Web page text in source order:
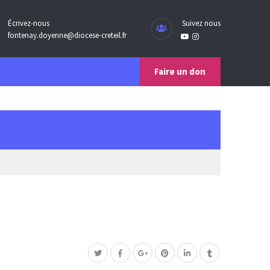
Écrivez-nous
fontenay.doyenne@diocese-creteil.fr
Suivez nous
Faire un don